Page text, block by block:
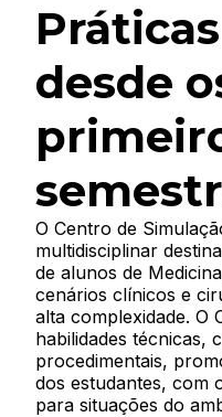
desde
O Centro de
multidisciplinar
de alunos de
cenários clínicos e
alta complexidade. O
habilidades técnicas,
procedimentais,
dos estudantes, com
para situações do